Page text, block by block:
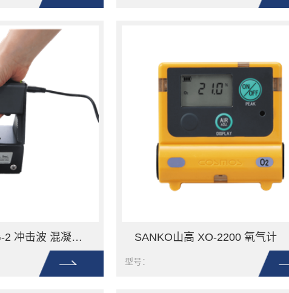
SANKO山高 CTG-2 冲击波 混凝土测厚仪 SANKO山高 XO-2200 氧气计
型号：